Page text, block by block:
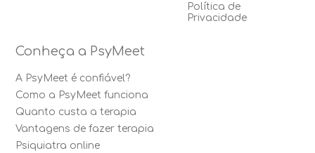
Política de
Privacidade
Conheça a PsyMeet
A PsyMeet é confiável?
Como a PsyMeet funciona
Quanto custa a terapia
Vantagens de fazer terapia
Psiquiatra online